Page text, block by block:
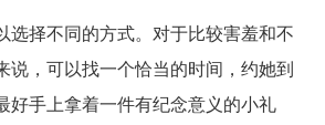
选择不同的方式。对于比较害羞和不
说，可以找一个恰当的时间，约她到
好手上拿着一件有纪念意义的小礼